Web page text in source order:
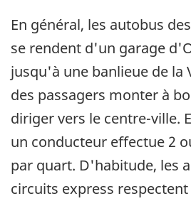
En général, les autobus
se rendent d'un garage
jusqu'à une banlieue de la
des passagers monter à
diriger vers le centre-ville.
un conducteur effectue 2
par quart. D'habitude, les
circuits express